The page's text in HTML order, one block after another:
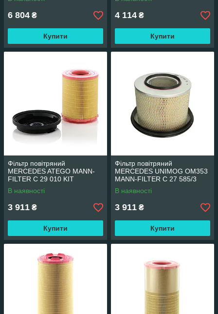
6 804 ₴
Купити
4 114 ₴
Купити
Фільтр повітряний
MERCEDES ATEGO MANN-
FILTER C 29 010 KIT
В наявності
3 911 ₴
Купити
Фільтр повітряний
MERCEDES UNIMOG OM353
MANN-FILTER C 27 585/3
В наявності
3 911 ₴
Купити